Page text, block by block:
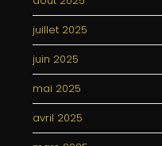
juillet 2025
juin 2025
mai 2025
avril 2025